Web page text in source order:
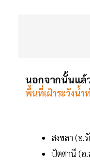
นอกจากนั้นแล้
พื้นที่เฝ้าระวังน้ำ
สงขลา (อ.
ปัตตานี (อ.